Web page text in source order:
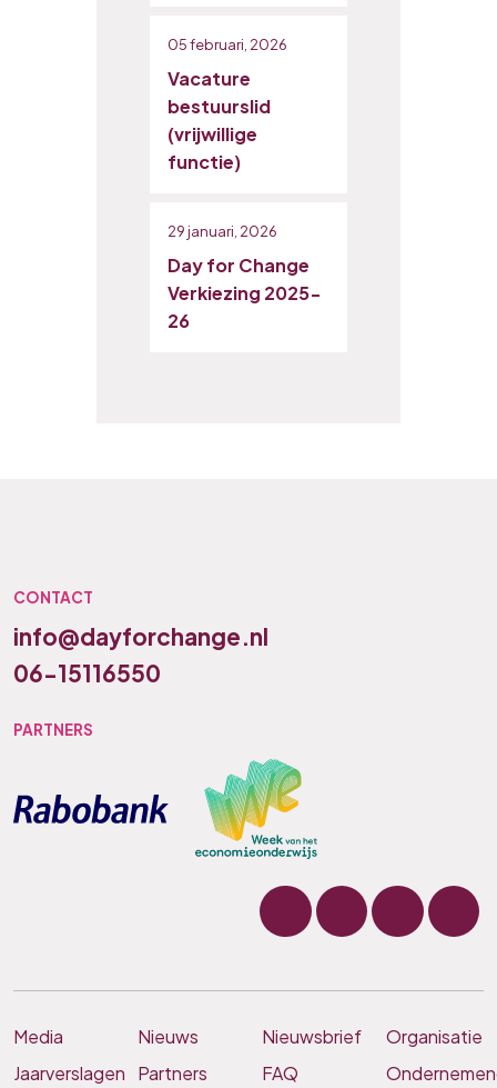
05 februari, 2026
Vacature
bestuurslid
(vrijwillige
functie)
29 januari, 2026
Day for Change
Verkiezing 2025-
26
CONTACT
info@dayforchange.nl
06-15116550
PARTNERS
Media Nieuws Nieuwsbrief
Organisatie
Jaarverslagen
Partners FAQ